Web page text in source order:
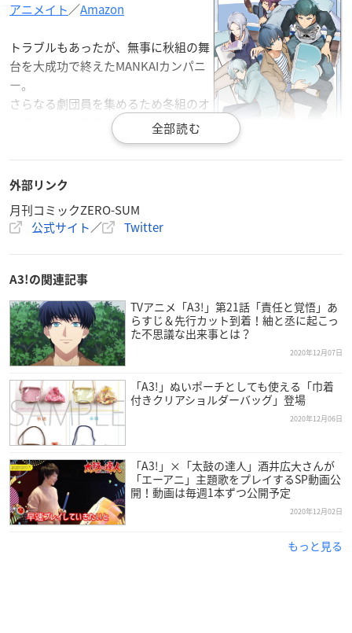
アニメイト／Amazon
トラブルもあったが、無事に秋組の舞
台を大成功で終えたMANKAIカンパニ
ー。
さらなる劇団員を集めるため冬組のオ
ーディションをすることになるが、集
まったメンバーは――？
冬組編コミカライズ、開幕！
価格：682円
発売日：2020年12月25日(金)
【書影&特典解禁】
12月25日（金）発売の『A3!WINTER #1』のカバー&店舗別
特典解禁✨
公式コミカライズ新生冬組編、開幕です❄️
1巻は私服姿の劇団員たちがリラックスした姿で登場！さわ
やかな冬空のような水色が目印👀
ムネヤマ先生描きおろしの各特典も併せてチェックしてく
ださい♪#エースリー
pic.twitter.com/If1Gg9pTvY
— ゼロサム編集部 (@comic_zerosum)December 9, 2020
外部リンク
月刊コミックZERO-SUM
公式サイト／ Twitter
A3!の関連記事
TVアニメ「A3!」第21話「責任と覚悟」あ
らすじ＆先行カット到着！紬と丞に起こっ
た不思議な出来事とは？
2020年12月07日
「A3!」ぬいポーチとしても使える「巾着
付きクリアショルダーバッグ」登場
2020年12月06日
「A3!」×「太鼓の達人」酒井広大さんが
「エーアニ」主題歌をプレイするSP動画公
開！動画は毎週1本ずつ公開予定
2020年12月02日
もっと見る